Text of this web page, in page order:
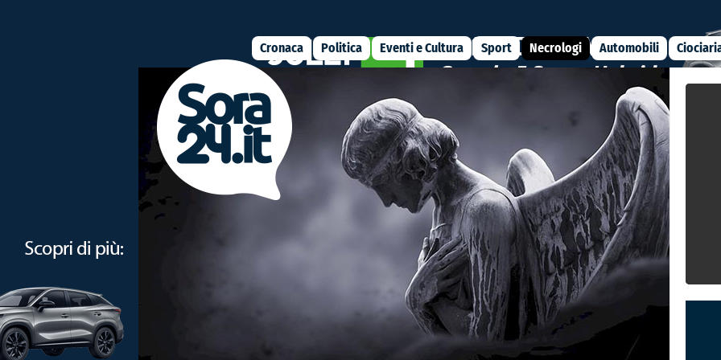
Cronaca Politica Eventi e Cultura Sport Necrologi Automobili